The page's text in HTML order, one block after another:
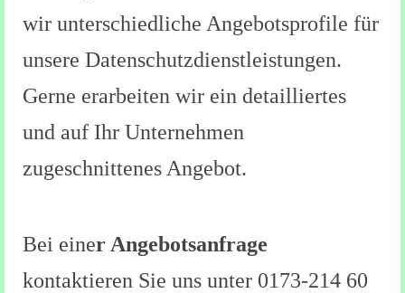
wir unterschiedliche Angebotsprofile für
unsere Datenschutzdienstleistungen.
Gerne erarbeiten wir ein detailliertes
und auf Ihr Unternehmen
zugeschnittenes Angebot.
Bei einer Angebotsanfrage
kontaktieren Sie uns unter 0173-214 60